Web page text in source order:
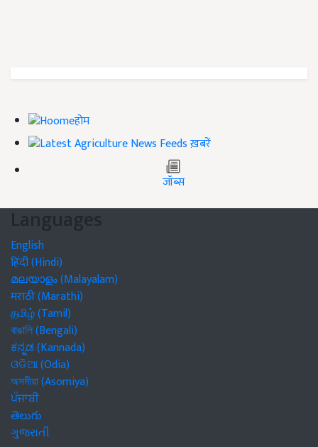
होम
ख़बरें
जॉब्स
Languages
English
हिंदी (Hindi)
മലയാളം (Malayalam)
मराठी (Marathi)
தமிழ் (Tamil)
বাঙালি (Bengali)
ಕನ್ನಡ (Kannada)
ଓଡିଆ (Odia)
অসমীয়া (Asomiya)
ਪੰਜਾਬੀ
తెలుగు
ગુજરાતી